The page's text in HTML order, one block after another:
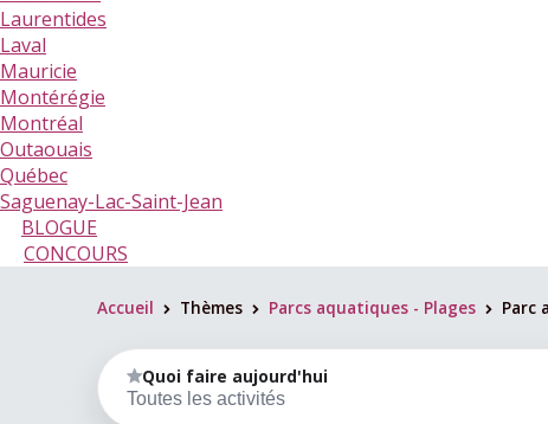
Laurentides
Laval
Mauricie
Montérégie
Montréal
Outaouais
Québec
Saguenay-Lac-Saint-Jean
BLOGUE
CONCOURS
Accueil > Thèmes > Parcs aquatiques - Plages > Parc
Quoi faire aujourd'hui
Toutes les activités